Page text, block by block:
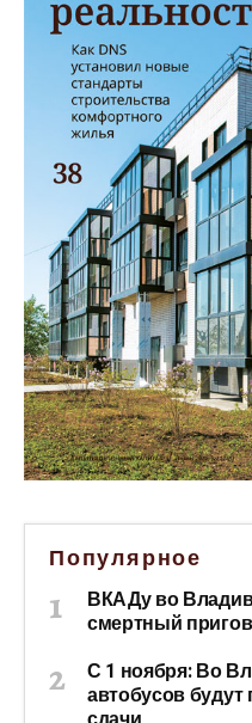
Популярное
ВКАДу во
смертный
С 1 ноября: Во
автобусов